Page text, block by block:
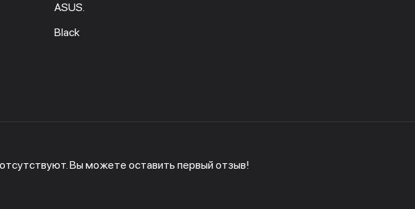
ASUS.
Black
Вы можете оставить первый отзыв!